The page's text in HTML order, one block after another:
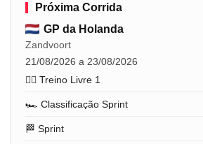
Próxima Corrida
GP da Holanda
Zandvoort
21/08/2026 a 23/08/2026
🏋️‍♂️ Treino Livre 1
🏎️ Classificação Sprint
🏁 Sprint